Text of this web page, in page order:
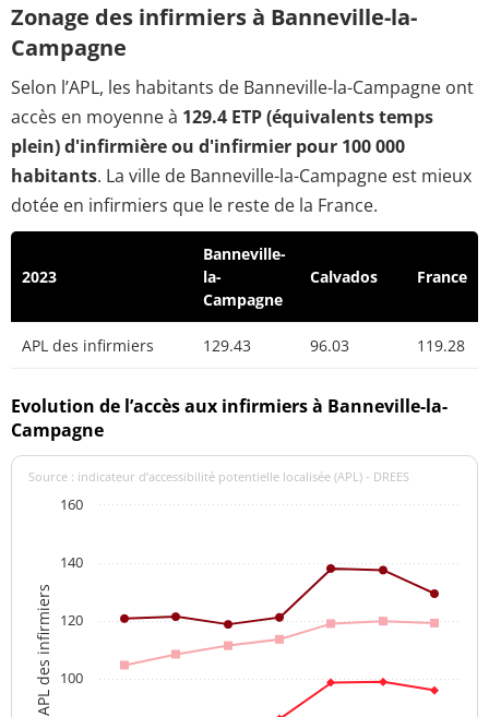
Zonage des infirmiers à Banneville-la-
Campagne
Selon l’APL, les habitants de Banneville-la-Campagne ont
accès en moyenne à 129.4 ETP (équivalents temps
plein) d'infirmière ou d'infirmier pour 100 000
habitants. La ville de Banneville-la-Campagne est mieux
dotée en infirmiers que le reste de la France.
2023
Banneville-
la-
Campagne
Calvados France
APL des infirmiers 129.43 96.03 119.28
Evolution de l’accès aux infirmiers à Banneville-la-
Campagne
APL des infirmiers
Source : indicateur d’accessibilité potentielle localisée (APL) - DREES
100
120
140
160